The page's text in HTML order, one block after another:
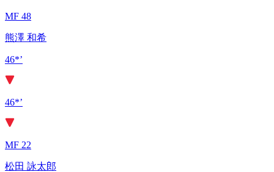
MF 48
熊澤 和希
46*’
46*’
MF 22
松田 詠太郎